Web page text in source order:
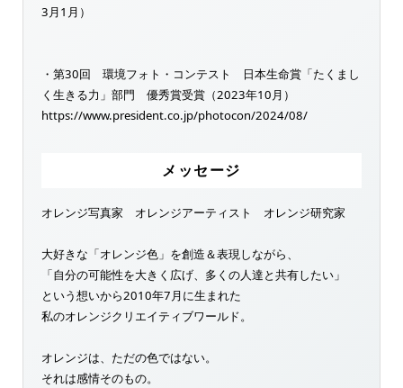
3月1月）
・第30回 環境フォト・コンテスト 日本生命賞「たくまし
く生きる力」部門 優秀賞受賞（2023年10月）
https://www.president.co.jp/photocon/2024/08/
メッセージ
オレンジ写真家 オレンジアーティスト オレンジ研究家
大好きな「オレンジ色」を創造＆表現しながら、
「自分の可能性を大きく広げ、多くの人達と共有したい」
という想いから2010年7月に生まれた
私のオレンジクリエイティブワールド。
オレンジは、ただの色ではない。
それは感情そのもの。